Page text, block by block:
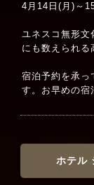
4月14日(月)～
ユネスコ無形文
にも数えられる
宿泊予約を承っ
す。お早めの宿
ホテル